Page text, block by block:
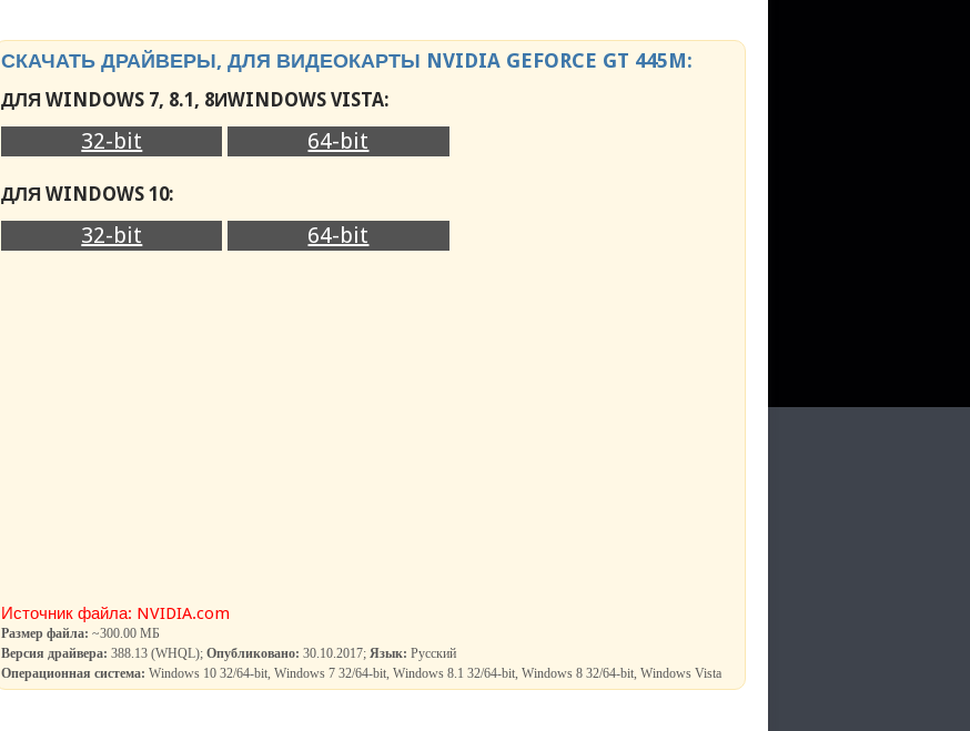
СКАЧАТЬ ДРАЙВЕРЫ, ДЛЯ ВИДЕОКАРТЫ NVIDIA GEFORCE GT 445M:
ДЛЯ WINDOWS 7, 8.1, 8ИWINDOWS VISTA:
32-bit 64-bit
ДЛЯ WINDOWS 10:
32-bit 64-bit
Источник файла: NVIDIA.com
Размер файла:~300.00 МБ
Версия драйвера:388.13 (WHQL);Опубликовано:30.10.2017;Язык:Русский
Операционная система:Windows 10 32/64-bit, Windows 7 32/64-bit, Windows 8.1 32/64-bit, Windows 8 32/64-bit, Windows Vista